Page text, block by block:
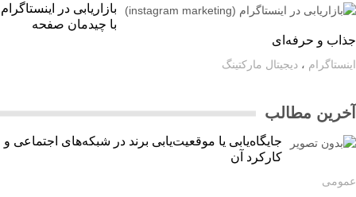
بازاریابی در اینستاگرام
با چیدمان صفحه
و حرفه‌ای
،دیجیتال مارکتینگ
مطالب
جایگاه‌یابی یا موقعیت‌یابی برند در شبکه‌های اجتماعی و
کارکرد آن